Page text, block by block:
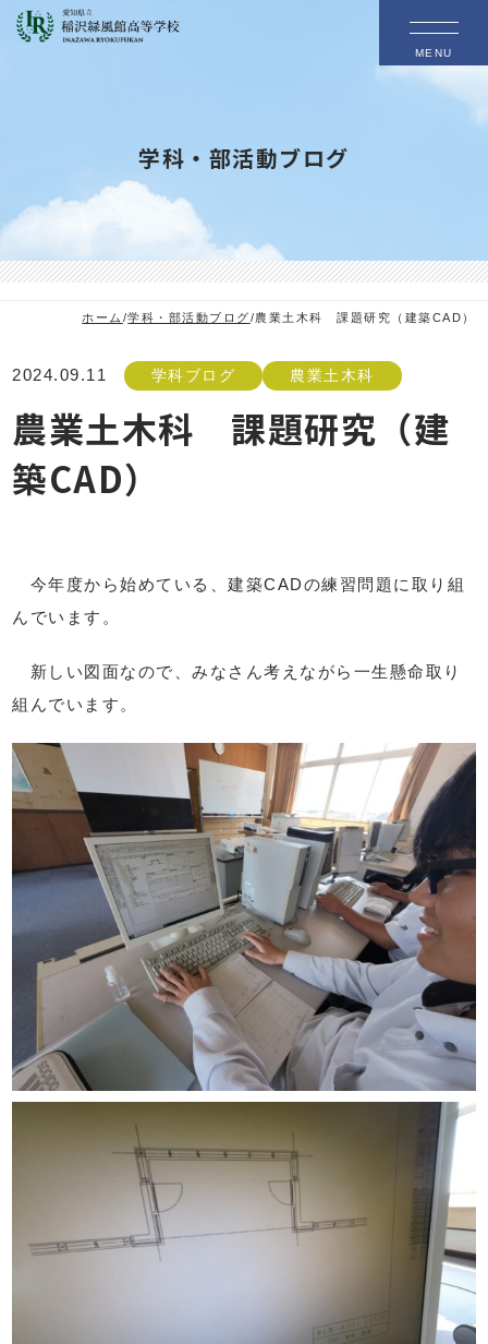
MENU
学科・部活動ブログ
ホーム /学科・部活動ブログ/農業土木科 課題研究（建築CAD）
2024.09.11 学科ブログ 農業土木科
農業土木科 課題研究（建
築CAD）
今年度から始めている、建築CADの練習問題に取り組
んでいます。
新しい図面なので、みなさん考えながら一生懸命取り
組んでいます。